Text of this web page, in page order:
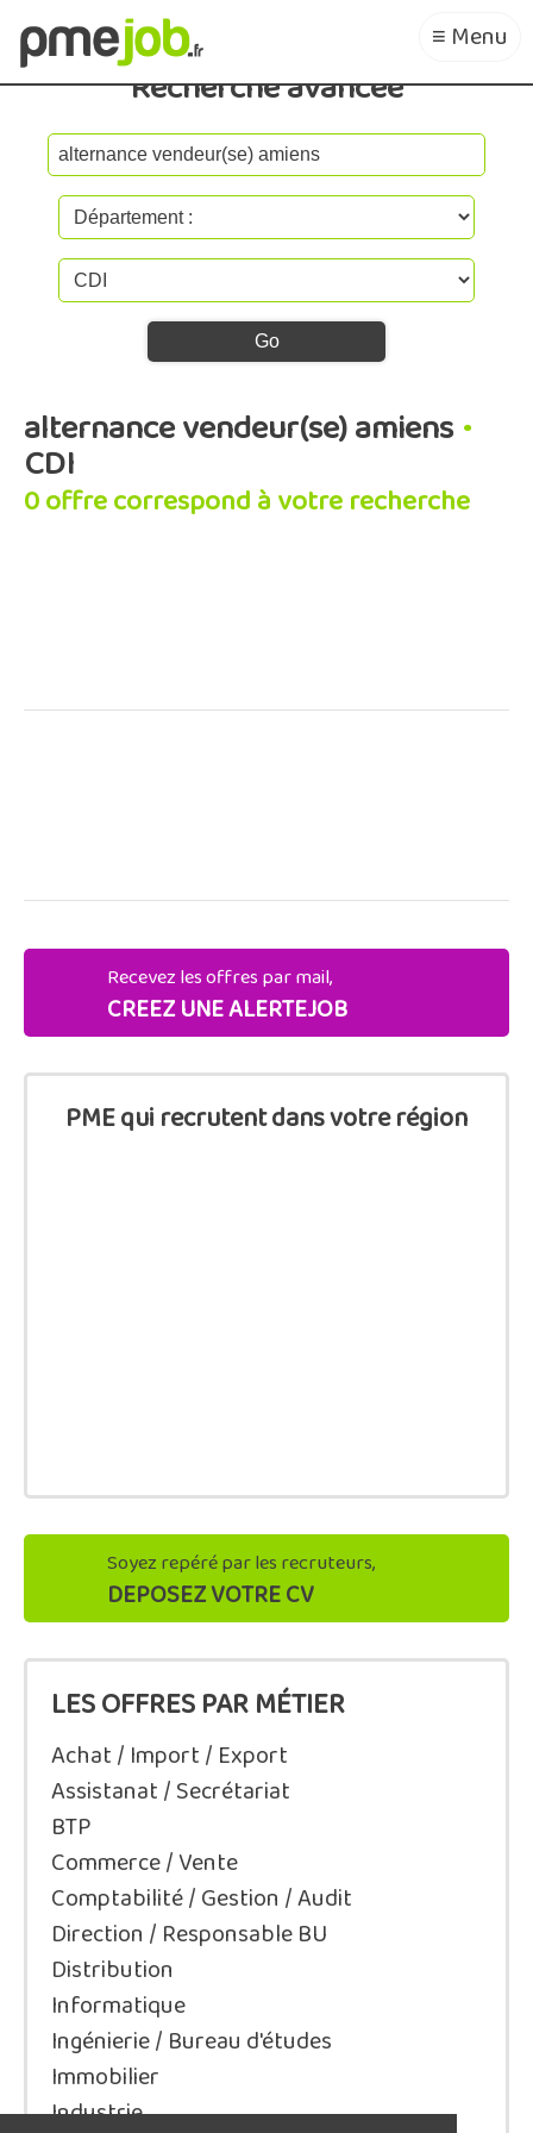
≡ Menu
Recherche avancée
alternance vendeur(se) amiens •
CDI
0 offre correspond à votre recherche
Recevez les offres par mail,
CREEZ UNE ALERTEJOB
PME qui recrutent dans votre région
Soyez repéré par les recruteurs,
DEPOSEZ VOTRE CV
LES OFFRES PAR MÉTIER
Achat / Import / Export
Assistanat / Secrétariat
BTP
Commerce / Vente
Comptabilité / Gestion / Audit
Direction / Responsable BU
Distribution
Informatique
Ingénierie / Bureau d'études
Immobilier
Industrie